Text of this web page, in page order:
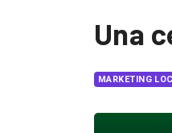
Una
MARKETING